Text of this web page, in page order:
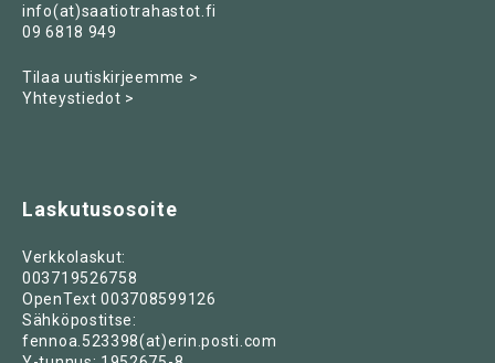
info(at)saatiotrahastot.fi
09 6818 949
Tilaa uutiskirjeemme >
Yhteystiedot >
Laskutusosoite
Verkkolaskut:
003719526758
OpenText 003708599126
Sähköpostitse:
fennoa.523398(at)erin.posti.com